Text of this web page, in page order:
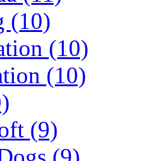
(10)
(10)
(10)
(9)